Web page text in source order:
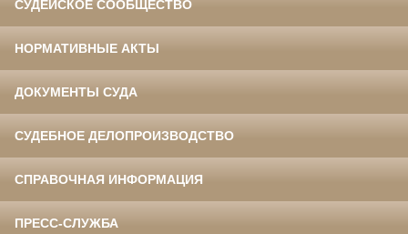
СУДЕЙСКОЕ СООБЩЕСТВО
НОРМАТИВНЫЕ АКТЫ
ДОКУМЕНТЫ СУДА
СУДЕБНОЕ ДЕЛОПРОИЗВОДСТВО
СПРАВОЧНАЯ ИНФОРМАЦИЯ
ПРЕСС-СЛУЖБА